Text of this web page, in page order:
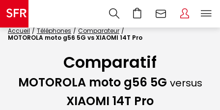
Accueil Téléphones
Comparateur
MOTOROLA moto g56 5G vs XIAOMI 14T Pro
Comparatif
MOTOROLA moto g56 5G versus
XIAOMI 14T Pro